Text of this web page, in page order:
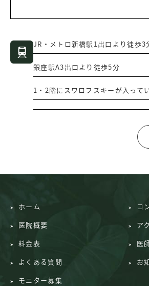
JR・メトロ新橋駅1出口より徒歩3
銀座駅A3出口より徒歩5分
1・2階にスワロフスキーが入って
ホーム
コ
医院概要
ア
料金表
医
よくある質問
お
モニター募集